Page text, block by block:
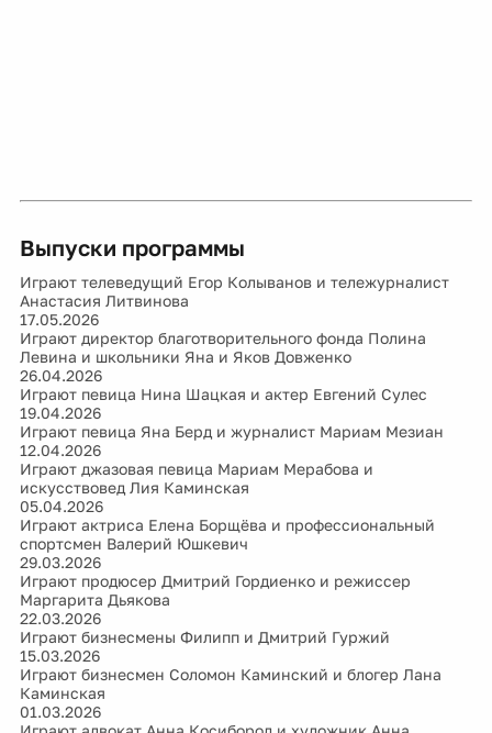
Выпуски программы
Играют телеведущий Егор Колыванов и тележурналист
Анастасия Литвинова
17.05.2026
Играют директор благотворительного фонда Полина
Левина и школьники Яна и Яков Довженко
26.04.2026
Играют певица Нина Шацкая и актер Евгений Сулес
19.04.2026
Играют певица Яна Берд и журналист Мариам Мезиан
12.04.2026
Играют джазовая певица Мариам Мерабова и
искусствовед Лия Каминская
05.04.2026
Играют актриса Елена Борщёва и профессиональный
спортсмен Валерий Юшкевич
29.03.2026
Играют продюсер Дмитрий Гордиенко и режиссер
Маргарита Дьякова
22.03.2026
Играют бизнесмены Филипп и Дмитрий Гуржий
15.03.2026
Играют бизнесмен Соломон Каминский и блогер Лана
Каминская
01.03.2026